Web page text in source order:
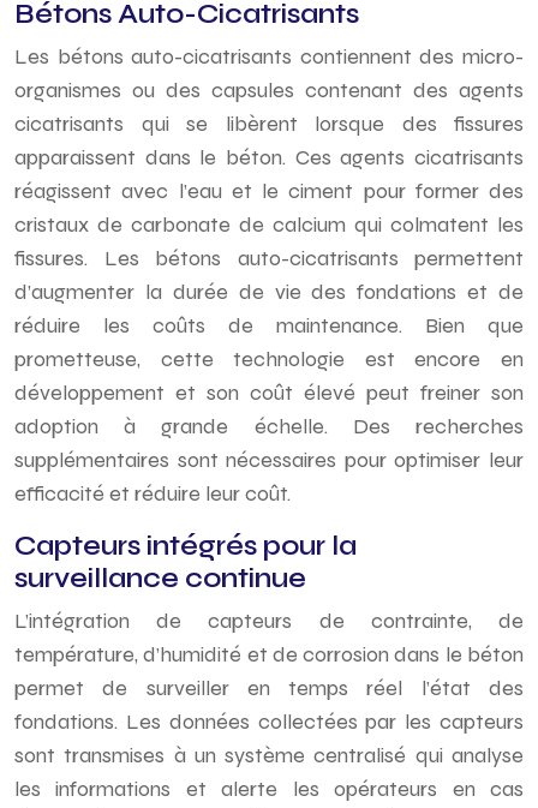
Bétons Auto-Cicatrisants
Les bétons auto-cicatrisants contiennent des micro-
organismes ou des capsules contenant des agents
cicatrisants qui se libèrent lorsque des fissures
apparaissent dans le béton. Ces agents cicatrisants
réagissent avec l’eau et le ciment pour former des
cristaux de carbonate de calcium qui colmatent les
fissures. Les bétons auto-cicatrisants permettent
d’augmenter la durée de vie des fondations et de
réduire les coûts de maintenance. Bien que
prometteuse, cette technologie est encore en
développement et son coût élevé peut freiner son
adoption à grande échelle. Des recherches
supplémentaires sont nécessaires pour optimiser leur
efficacité et réduire leur coût.
Capteurs intégrés pour la
surveillance continue
L’intégration de capteurs de contrainte, de
température, d’humidité et de corrosion dans le béton
permet de surveiller en temps réel l’état des
fondations. Les données collectées par les capteurs
sont transmises à un système centralisé qui analyse
les informations et alerte les opérateurs en cas